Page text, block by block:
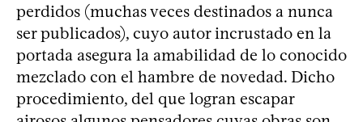
perdidos (muchas veces destinados a nunca
ser publicados), cuyo autor incrustado en la
portada asegura la amabilidad de lo conocido
mezclado con el hambre de novedad. Dicho
procedimiento, del que logran escapar